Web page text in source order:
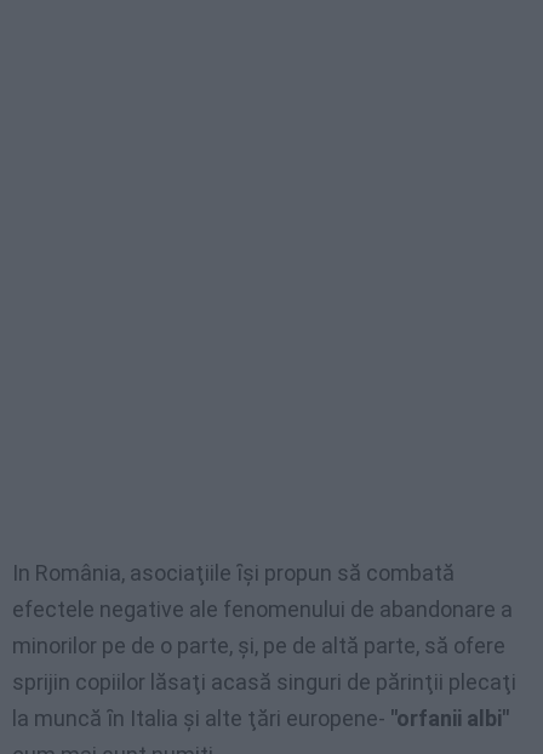
In România, asociaţiile ȋşi propun să combată
efectele negative ale fenomenului de abandonare a
minorilor pe de o parte, şi, pe de altă parte, să ofere
sprijin copiilor lăsaţi acasă singuri de părinţii plecaţi
la muncă ȋn Italia şi alte ţări europene- "orfanii albi"